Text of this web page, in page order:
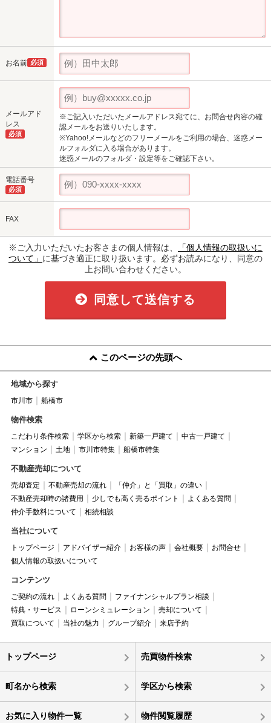
お名前 必須
メールアド
レス
必須
※ご記入いただいたメールアドレス宛てに、お問合せ内容の確
認メールをお送りいたします。
※Yahoo!メールなどのフリーメールをご利用の場合、迷惑メー
ルフォルダに入る場合があります。
迷惑メールのフォルダ・設定等をご確認下さい。
電話番号
必須
FAX
※ご入力いただいたお客さまの個人情報は、
「個人情報の取扱いに
ついて」 に基づき適正に取り扱います。必ずお読みになり、同意の
上お問い合わせください。
同意して送信する
このページの先頭へ
地域から探す
市川市 船橋市
物件検索
こだわり条件検索 学区から検索 新築一戸建て
中古一戸建て
マンション
土地 市川市特集 船橋市特集
不動産売却について
売却査定 不動産売却の流れ
「仲介」と「買取」の違い
不動産売却時の諸費用
少しでも高く売るポイント
よくある質問
仲介手数料について
相続相談
当社について
トップページ アドバイザー紹介 お客様の声 会社概要
お問合せ
個人情報の取扱いについて
コンテンツ
ご契約の流れ よくある質問
ファイナンシャルプラン相談
特典・サービス
ローンシミュレーション
売却について
買取について
当社の魅力 グループ紹介 来店予約
トップページ 売買物件検索
町名から検索 学区から検索
お気に入り物件一覧 物件閲覧履歴